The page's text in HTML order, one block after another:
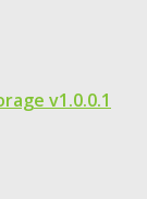
v1.0.0.1